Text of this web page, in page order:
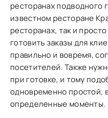
ресторанах подводного
известном ресторане
ресторанах, так и
готовить заказы для
правильно и вовремя,
посетителей. Также
при готовке, и тому
одновременно простой,
определенные моменты.